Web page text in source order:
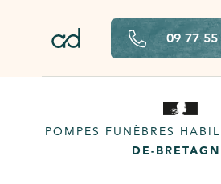
09 77
POMPES FUNÈBRES
DE-